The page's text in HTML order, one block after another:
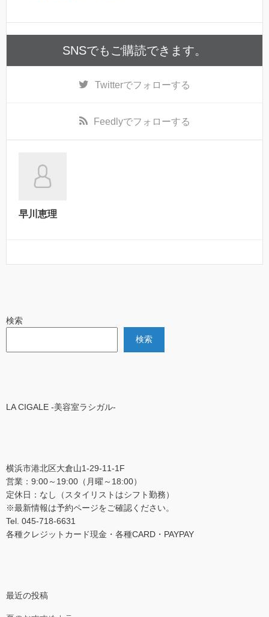
k
SNSでもご購読できます。
Twitterでフォローする
Feedlyでフォローする
早川恵理
検索
検索
LA CIGALE -美容室ラシガル-
横浜市港北区大倉山1-29-11-1F
営業：9:00～19:00（月曜～18:00）
定休日：なし（スタイリストはシフト勤務）
※最新情報は予約ページをご確認ください。
Tel. 045-718-6631
各種クレジットカード現金・各種CARD・PAYPAY
最近の投稿